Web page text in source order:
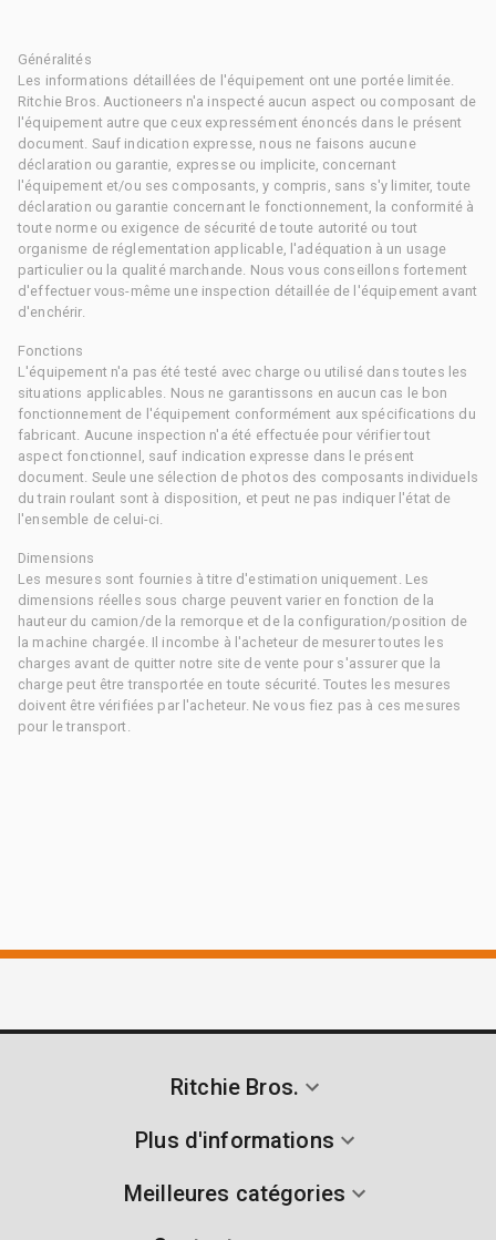
Généralités
Les informations détaillées de l'équipement ont une portée limitée.
Ritchie Bros. Auctioneers n'a inspecté aucun aspect ou composant de
l'équipement autre que ceux expressément énoncés dans le présent
document. Sauf indication expresse, nous ne faisons aucune
déclaration ou garantie, expresse ou implicite, concernant
l'équipement et/ou ses composants, y compris, sans s'y limiter, toute
déclaration ou garantie concernant le fonctionnement, la conformité à
toute norme ou exigence de sécurité de toute autorité ou tout
organisme de réglementation applicable, l'adéquation à un usage
particulier ou la qualité marchande. Nous vous conseillons fortement
d'effectuer vous-même une inspection détaillée de l'équipement avant
d'enchérir.
Fonctions
L'équipement n'a pas été testé avec charge ou utilisé dans toutes les
situations applicables. Nous ne garantissons en aucun cas le bon
fonctionnement de l'équipement conformément aux spécifications du
fabricant. Aucune inspection n'a été effectuée pour vérifier tout
aspect fonctionnel, sauf indication expresse dans le présent
document. Seule une sélection de photos des composants individuels
du train roulant sont à disposition, et peut ne pas indiquer l'état de
l'ensemble de celui-ci.
Dimensions
Les mesures sont fournies à titre d'estimation uniquement. Les
dimensions réelles sous charge peuvent varier en fonction de la
hauteur du camion/de la remorque et de la configuration/position de
la machine chargée. Il incombe à l'acheteur de mesurer toutes les
charges avant de quitter notre site de vente pour s'assurer que la
charge peut être transportée en toute sécurité. Toutes les mesures
doivent être vérifiées par l'acheteur. Ne vous fiez pas à ces mesures
pour le transport.
Ritchie Bros.
Plus d'informations
Meilleures catégories